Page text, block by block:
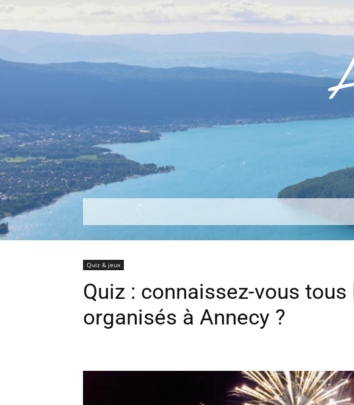
Quiz & jeux
Quiz : connaissez-vous
organisés à Annecy ?